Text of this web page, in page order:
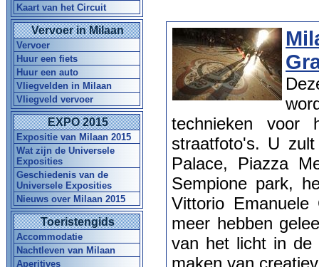
Kaart van het Circuit
Vervoer in Milaan
Vervoer
Huur een fiets
Huur een auto
Vliegvelden in Milaan
Vliegveld vervoer
EXPO 2015
Expositie van Milaan 2015
Wat zijn de Universele
Exposities
Geschiedenis van de
Universele Exposities
Nieuws over Milaan 2015
Toeristengids
Accommodatie
Nachtleven van Milaan
Aperitives
technieken voor
straatfoto's. U
Palace, Piazza
Sempione park,
Vittorio
meer hebben
van het licht in de
maken van